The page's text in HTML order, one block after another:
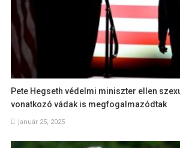
Pete Hegseth védelmi miniszter ellen
vonatkozó vádak is megfogalmazódtak
január 25, 2025